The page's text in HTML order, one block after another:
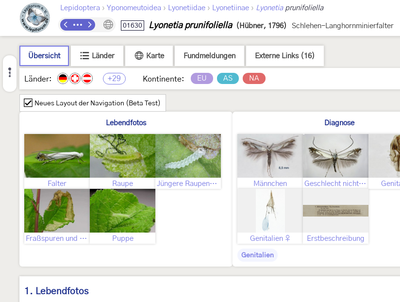
Lepidoptera › Yponomeutoidea › Lyonetiidae › Lyonetiinae › Lyonetiaprunifoliella
01630 Lyonetia prunifoliella (Hübner, 1796) Schlehen-Langhornminierfalter
Übersicht Länder Karte Fundmeldungen Externe Links (16)
Länder: +29 Kontinente: EU AS NA
Neues Layout der Navigation (Beta Test)
Lebendfotos
Falter Raupe Jüngere Raupenstadien
Fraßspuren und Befallsbild Puppe
Diagnose
Männchen Geschlecht nicht bestimmt
Genitalien ♀ Erstbeschreibung
Genitalien
1. Lebendfotos